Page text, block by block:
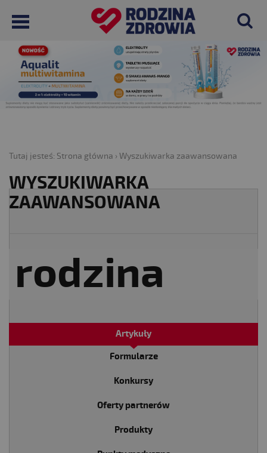
Tutaj jesteś: Strona główna › Wyszukiwarka zaawansowana
WYSZUKIWARKA
ZAAWANSOWANA
Artykuły
Formularze
Konkursy
Oferty partnerów
Produkty